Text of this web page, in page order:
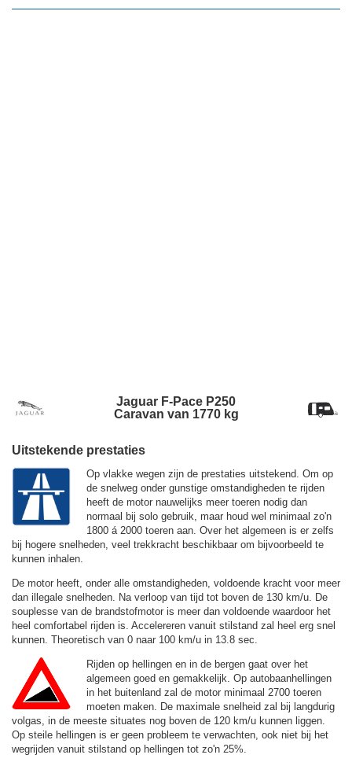
Jaguar F-Pace P250
Caravan van 1770 kg
Uitstekende prestaties
Op vlakke wegen zijn de prestaties uitstekend. Om op
de snelweg onder gunstige omstandigheden te rijden
heeft de motor nauwelijks meer toeren nodig dan
normaal bij solo gebruik, maar houd wel minimaal zo'n
1800 á 2000 toeren aan. Over het algemeen is er zelfs
bij hogere snelheden, veel trekkracht beschikbaar om bijvoorbeeld te
kunnen inhalen.
De motor heeft, onder alle omstandigheden, voldoende kracht voor meer
dan illegale snelheden. Na verloop van tijd tot boven de 130 km/u.
De
souplesse van de brandstofmotor is meer dan voldoende waardoor het
heel comfortabel rijden is. Accelereren vanuit stilstand zal heel erg snel
kunnen. Theoretisch van 0 naar 100 km/u in 13.8 sec.
Rijden op hellingen en in de bergen gaat over het
algemeen goed en gemakkelijk. Op autobaanhellingen
in het buitenland zal de motor minimaal 2700 toeren
moeten maken. De maximale snelheid zal bij langdurig
volgas, in de meeste situates nog boven de 120 km/u kunnen liggen.
Op steile hellingen is er geen probleem te verwachten, ook niet bij het
wegrijden vanuit stilstand op hellingen tot zo'n 25%.